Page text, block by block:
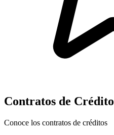
Contratos de Crédito
Conoce los contratos de créditos